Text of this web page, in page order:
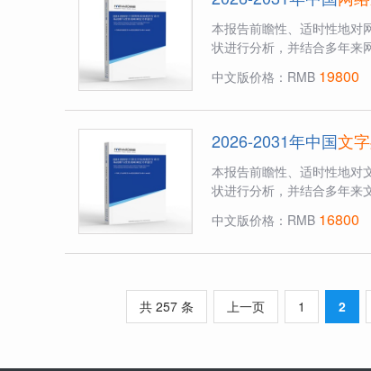
本报告前瞻性、适时性地对
状进行分析，并结合多年来
中文版价格：RMB 19800
2026-2031年中国文
本报告前瞻性、适时性地对
状进行分析，并结合多年来
中文版价格：RMB 16800
共 257 条 上一页 1 2